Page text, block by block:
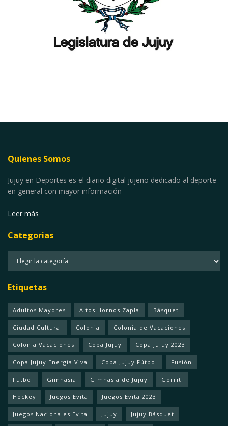
Quienes Somos
Jujuy en Deportes es el diario digital jujeño dedicado al deporte
en general con mayor información
Leer más
Categorias
Etiquetas
Adultos Mayores Altos Hornos Zapla Básquet
Ciudad Cultural Colonia Colonia de Vacaciones
Colonia Vacaciones Copa Jujuy Copa Jujuy 2023
Copa Jujuy Energía Viva Copa Jujuy Fútbol Fusión
Fútbol Gimnasia Gimnasia de Jujuy Gorriti
Hockey Juegos Evita Juegos Evita 2023
Juegos Nacionales Evita Jujuy Jujuy Básquet